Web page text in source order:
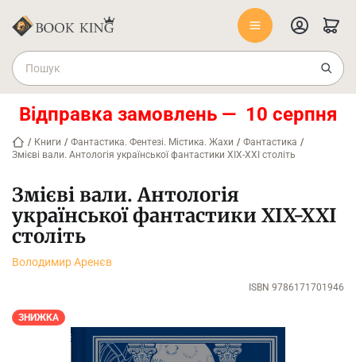
Відправка замовлень — 10 серпня
/ Книги / Фантастика. Фентезі. Містика. Жахи / Фантастика /
Змієві вали. Антологія української фантастики ХІХ-ХХІ століть
Змієві вали. Антологія
української фантастики ХІХ-ХХІ
століть
Володимир Аренєв
ISBN 9786171701946
ЗНИЖКА